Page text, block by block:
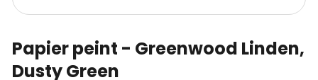
Papier peint - Greenwood Linden,
Dusty Green